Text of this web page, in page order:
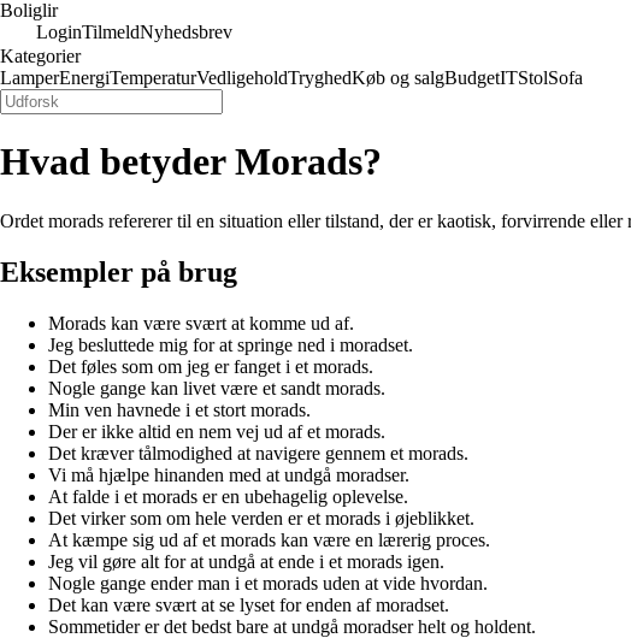
Boliglir
LoginTilmeldNyhedsbrev
Kategorier
LamperEnergiTemperaturVedligeholdTryghedKøb og salgBudgetITStolSofa
Hvad betyder Morads?
Ordet morads refererer til en situation eller tilstand, der er kaotisk, forvirrende
Eksempler på brug
Morads kan være svært at komme ud af.
Jeg besluttede mig for at springe ned i moradset.
Det føles som om jeg er fanget i et morads.
Nogle gange kan livet være et sandt morads.
Min ven havnede i et stort morads.
Der er ikke altid en nem vej ud af et morads.
Det kræver tålmodighed at navigere gennem et morads.
Vi må hjælpe hinanden med at undgå moradser.
At falde i et morads er en ubehagelig oplevelse.
Det virker som om hele verden er et morads i øjeblikket.
At kæmpe sig ud af et morads kan være en lærerig proces.
Jeg vil gøre alt for at undgå at ende i et morads igen.
Nogle gange ender man i et morads uden at vide hvordan.
Det kan være svært at se lyset for enden af moradset.
Sommetider er det bedst bare at undgå moradser helt og holdent.